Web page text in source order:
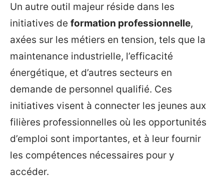
Un autre outil majeur réside dans les
initiatives de formation professionnelle,
axées sur les métiers en tension, tels que la
maintenance industrielle, l’efficacité
énergétique, et d’autres secteurs en
demande de personnel qualifié. Ces
initiatives visent à connecter les jeunes aux
filières professionnelles où les opportunités
d’emploi sont importantes, et à leur fournir
les compétences nécessaires pour y
accéder.